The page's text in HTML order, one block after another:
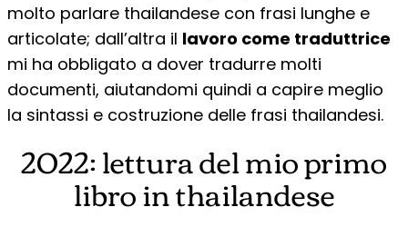
molto parlare thailandese con frasi lunghe e
articolate; dall’altra il lavoro come traduttrice
mi ha obbligato a dover tradurre molti
documenti, aiutandomi quindi a capire meglio
la sintassi e costruzione delle frasi thailandesi.
2022: lettura del mio primo
libro in thailandese